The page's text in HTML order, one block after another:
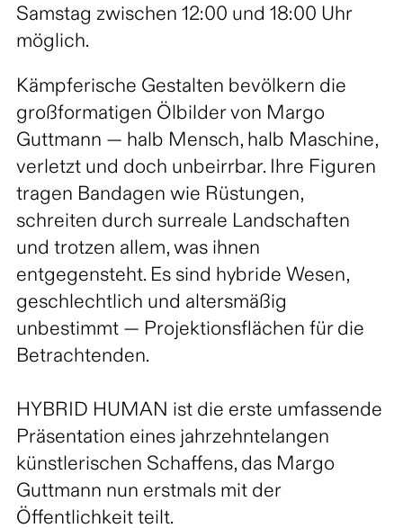
Samstag zwischen 12:00 und 18:00 Uhr
möglich.
Kämpferische Gestalten bevölkern die
großformatigen Ölbilder von Margo
Guttmann — halb Mensch, halb Maschine,
verletzt und doch unbeirrbar. Ihre Figuren
tragen Bandagen wie Rüstungen,
schreiten durch surreale Landschaften
und trotzen allem, was ihnen
entgegensteht. Es sind hybride Wesen,
geschlechtlich und altersmäßig
unbestimmt — Projektionsflächen für die
Betrachtenden.
HYBRID HUMAN ist die erste umfassende
Präsentation eines jahrzehntelangen
künstlerischen Schaffens, das Margo
Guttmann nun erstmals mit der
Öffentlichkeit teilt.